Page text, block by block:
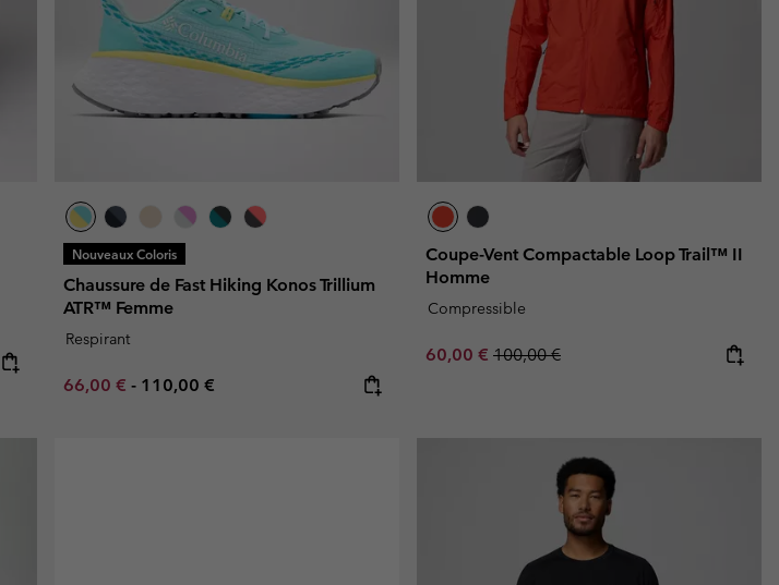
Nouveaux Coloris
Chaussure de Fast Hiking Konos Trillium
ATR™ Femme
Respirant
Minimum sale price:
66,00 € - Maximum price:
110,00 €
Coupe-Vent Compactable Loop Trail™ II
Homme
Compressible
Sale price:
60,00 € Regular price:
100,00 €